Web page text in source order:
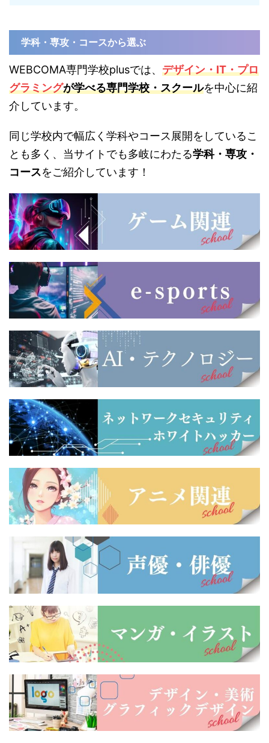
学科・専攻・コースから選ぶ
WEBCOMA専門学校plusでは、 デザイン・IT・プロ
グラミングが学べる専門学校・スクールを中心に紹
介しています。
同じ学校内で幅広く学科やコース展開をしているこ
とも多く、当サイトでも多岐にわたる学科・専攻・
コースをご紹介しています！